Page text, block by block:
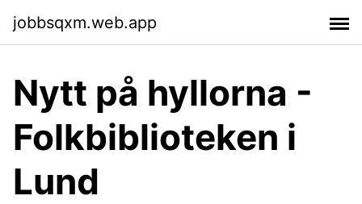
jobbsqxm.web.app
Nytt på hyllorna -
Folkbiblioteken i
Lund